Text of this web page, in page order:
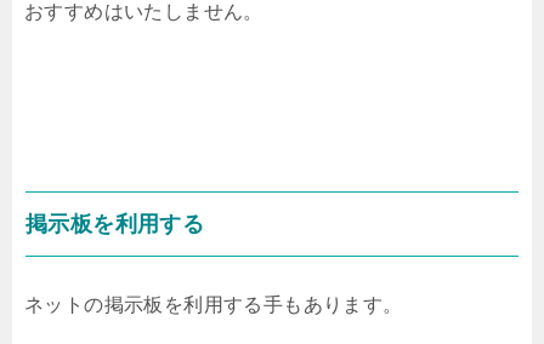
おすすめはいたしません。
掲示板を利用する
ネットの掲示板を利用する手もあります。